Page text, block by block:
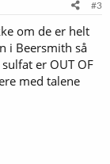
#3
om de er helt
i Beersmith så
er OUT OF
med talene